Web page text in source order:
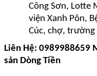
Công Sơn, Lotte
viện Xanh Pôn,
Cúc, chợ, trường
Liên Hệ: 0989988659
sản Dòng Tiền